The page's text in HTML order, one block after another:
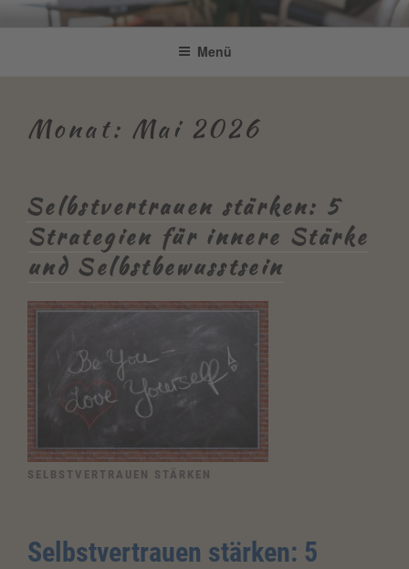
InhaltBe Connected by Bettina Bonkas
Resilienz | Coaching | Englisch +
Menü
Monat: Mai 2026
Selbstvertrauen stärken: 5
Strategien für innere Stärke
und Selbstbewusstsein
SELBSTVERTRAUEN STÄRKEN
Selbstvertrauen stärken: 5